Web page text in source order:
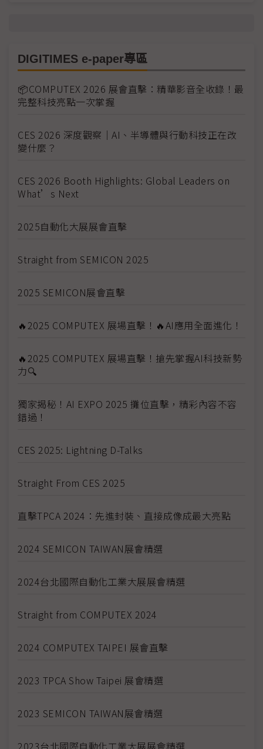
DIGITIMES e-paper專區
📦COMPUTEX 2026 展會直擊：精華影音全收錄！最
完整科技亮點一次掌握
CES 2026 深度觀察｜AI、半導體與行動科技正在改
變什麼？
CES 2026 Booth Highlights: Global Leaders on
What’s Next
2025自動化大展展會直擊
Straight from SEMICON 2025
2025 SEMICON展會直擊
🔥2025 COMPUTEX 展場直擊！🔥AI應用全面進化！
🔥2025 COMPUTEX 展場直擊！搶先掌握AI科技新勢
力🔍
獨家揭秘！AI EXPO 2025 攤位直擊，精彩內容不容
錯過！
CES 2025: Lightning D-Talks
Straight From CES 2025
直擊TPCA 2024：先進封裝、直接成像成最大亮點
2024 SEMICON TAIWAN展會精選
2024台北國際自動化工業大展展會精選
Straight from COMPUTEX 2024
2024 COMPUTEX TAIPEI 展會直擊
2023 TPCA Show Taipei 展會精選
2023 SEMICON TAIWAN展會精選
2023台北國際自動化工業大展展會精選